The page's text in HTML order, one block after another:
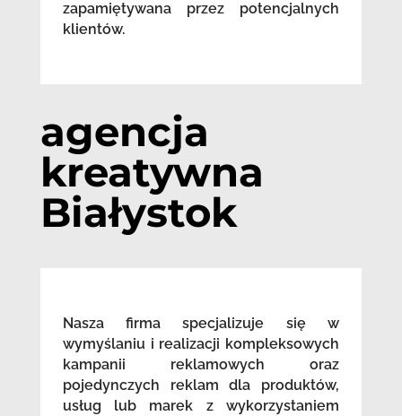
zapamiętywana przez potencjalnych
klientów.
agencja
kreatywna
Białystok
Nasza firma specjalizuje się w
wymyślaniu i realizacji kompleksowych
kampanii reklamowych oraz
pojedynczych reklam dla produktów,
usług lub marek z wykorzystaniem